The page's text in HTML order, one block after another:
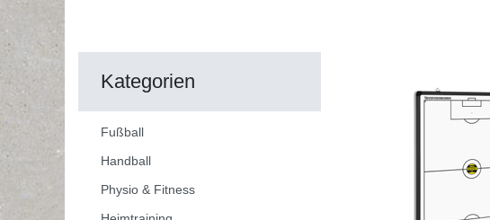
Kategorien
Fußball
Handball
Physio & Fitness